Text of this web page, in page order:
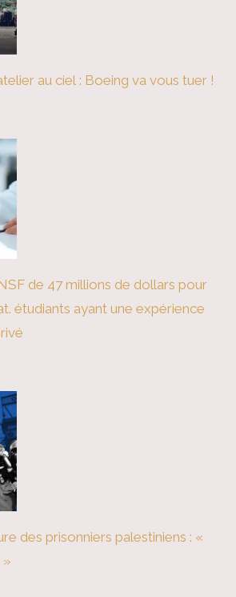
au ciel : Boeing va vous tuer !
de 47 millions de dollars pour
étudiants ayant une expérience
des prisonniers palestiniens : «
»